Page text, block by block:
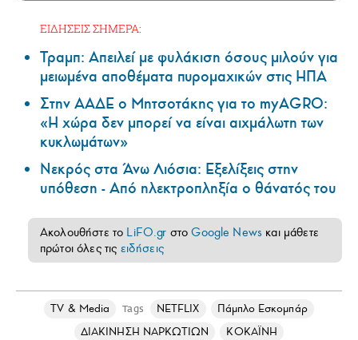
ΕΙΔΗΣΕΙΣ ΣΗΜΕΡΑ:
Τραμπ: Απειλεί με φυλάκιση όσους μιλούν για
μειωμένα αποθέματα πυρομαχικών στις ΗΠΑ
Στην ΑΑΔΕ ο Μητσοτάκης για το myAGRO:
«Η χώρα δεν μπορεί να είναι αιχμάλωτη των
κυκλωμάτων»
Νεκρός στα Άνω Λιόσια: Εξελίξεις στην
υπόθεση - Από ηλεκτροπληξία ο θάνατός του
Ακολουθήστε το LiFO.gr στοGoogle News και μάθετε
πρώτοι όλες τις ειδήσεις
TV & Media Tags NETFLIX
Πάμπλο Εσκομπάρ
ΔΙΑΚΙΝΗΣΗ ΝΑΡΚΩΤΙΩΝ
ΚΟΚΑΪΝΗ